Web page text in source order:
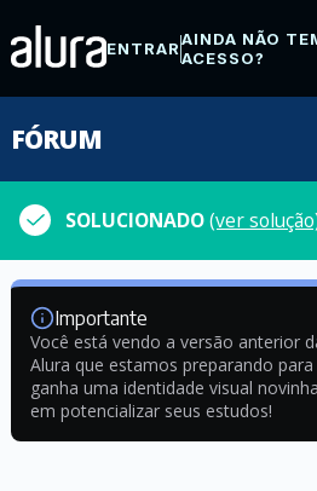
ENTRARAINDA NÃO
ACESSO?
FÓRUM
SOLUCIONADO(ver
Importante
Você está vendo a versão anterior
Alura que estamos preparando
ganha uma identidade visual
em potencializar seus estudos!